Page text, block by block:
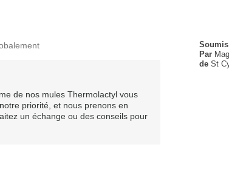
Par
de St
de nos mules Thermolactyl vous
priorité, et nous prenons en
un échange ou des conseils pour